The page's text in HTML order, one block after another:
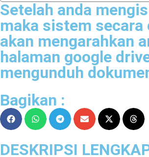
Setelah anda
maka sistem
akan mengarahkan
halaman google
mengunduh
Bagikan :
DESKRIPSI